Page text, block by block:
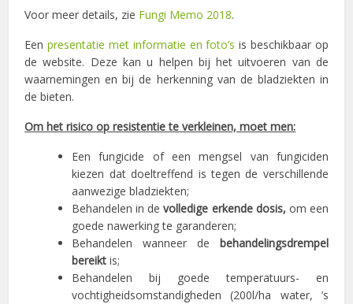
Voor meer details, zie Fungi Memo 2018.
Eenpresentatie met informatie en foto’s is beschikbaar op
de website. Deze kan u helpen bij het uitvoeren van de
waarnemingen en bij de herkenning van de bladziekten in
de bieten.
Om het risico op resistentie te verkleinen, moet men:
Een fungicide of een mengsel van fungiciden
kiezen dat doeltreffend is tegen de verschillende
aanwezige bladziekten;
Behandelen in devolledige erkende dosis, om een
goede nawerking te garanderen;
Behandelen wanneer de behandelingsdrempel
bereikt is;
Behandelen bij goede temperatuurs- en
vochtigheidsomstandigheden (200l/ha water, ’s